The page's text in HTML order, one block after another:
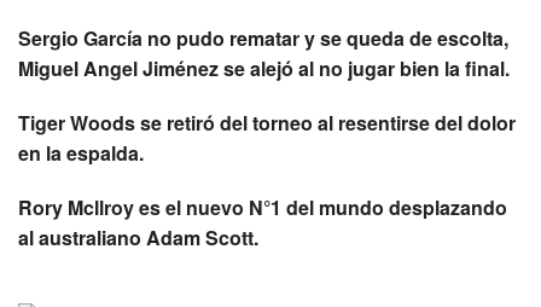
Sergio García no pudo rematar y se queda de escolta,
Miguel Angel Jiménez se alejó al no jugar bien la final.
Tiger Woods se retiró del torneo al resentirse del dolor
en la espalda.
Rory Mcllroy es el nuevo N°1 del mundo desplazando
al australiano Adam Scott.